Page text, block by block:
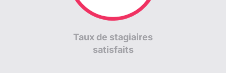
Taux de stagiaires
satisfaits